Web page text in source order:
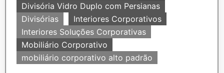
Divisória Vidro Duplo com Persianas
Divisórias
Interiores Corporativos
Interiores Soluções Corporativas
Mobiliário Corporativo
mobiliário corporativo alto padrão